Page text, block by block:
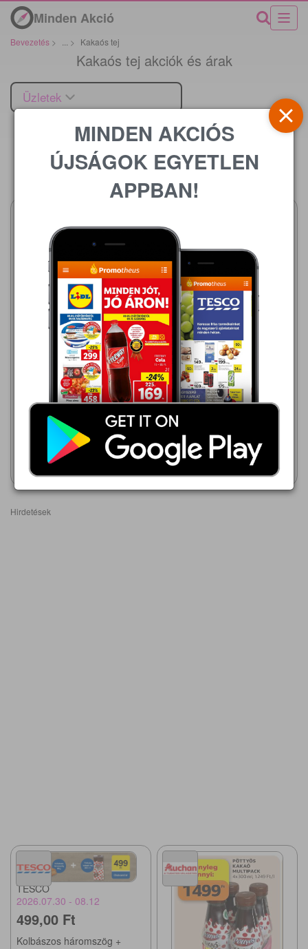
Minden Akció
Bevezetés > > Kakaós tej
Kakaós tej akciók és árak
Üzletek
Ár
2026.08.01 - 08.31
365,00 Ft
TARKA UHT KAKAÓ 0,1%
Akciós újság
megtekintése
Penny Market
2026.08.06 - 08.12
399,00 Ft
Mizo Kakaó
Akciós újság
megtekintése
Hirdetések
TESCO
2026.07.30 - 08.12
499,00 Ft
Kolbászos háromszög +
MINDEN AKCIÓS
ÚJSÁGOK EGYETLEN
APPBAN!